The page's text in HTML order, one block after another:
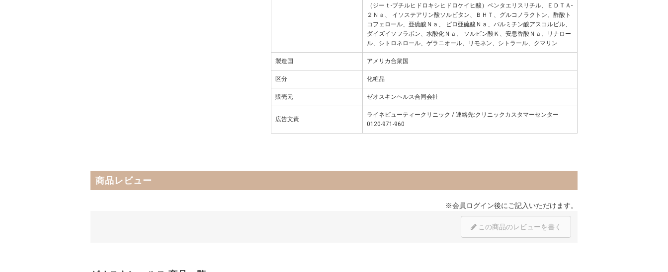
（ジーｔ-ブチルヒドロキシヒドロケイヒ酸）ペンタエリスリチル、ＥＤＴＡ-
２Ｎａ、 イソステアリン酸ソルビタン、ＢＨＴ、グルコノラクトン、酢酸ト
コフェロール、亜硫酸Ｎａ、 ピロ亜硫酸Ｎａ、パルミチン酸アスコルビル、
ダイズイソフラボン、水酸化Ｎａ、 ソルビン酸Ｋ、安息香酸Ｎａ、リナロー
ル、シトロネロール、ゲラニオール、リモネン、シトラール、クマリン
製造国 アメリカ合衆国
区分 化粧品
販売元 ゼオスキンヘルス合同会社
広告文責
ライネビューティークリニック / 連絡先:クリニックカスタマーセンター
0120-971-960
商品レビュー
※会員ログイン後にご記入いただけます。
この商品のレビューを書く